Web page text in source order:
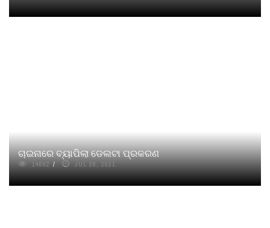
ଚାଇନାରେ ବ୍ୟାପିଲା ଡେଲଟା ପ୍ରକରଣ
14662 JUL 28, 2021